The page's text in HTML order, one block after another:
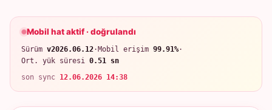
Mobil hat aktif · doğrulandı
Sürüm v2026.06.12·Mobil erişim 99.91%·
Ort. yük süresi 0.51 sn
son sync 12.06.2026 14:38